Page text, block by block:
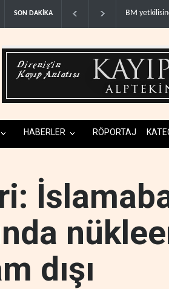
SON DAKİKA Colani,
HABERLER RÖPORTAJ
dışı